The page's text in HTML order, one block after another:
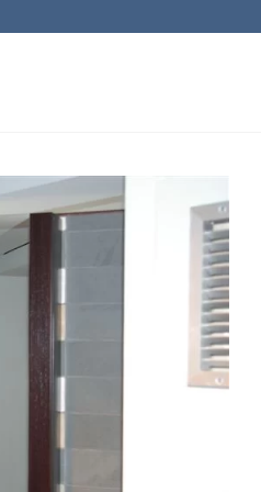
Πρόσθήκη
στην λίστα
επιθυμιών